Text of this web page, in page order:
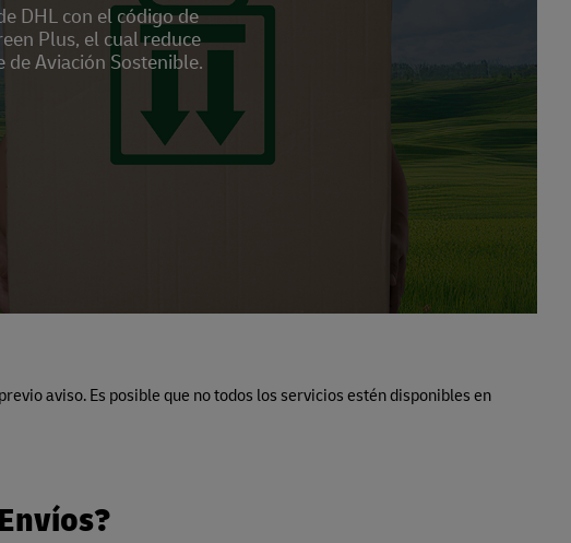
DHL con el código de
Plus, el cual reduce
Aviación Sostenible.
aviso. Es posible que no todos los servicios estén disponibles en